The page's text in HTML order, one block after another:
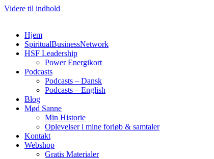
Videre til indhold
Hjem
SpiritualBusinessNetwork
HSF Leadership
Power Energikort
Podcasts
Podcasts – Dansk
Podcasts – English
Blog
Mød Sanne
Min Historie
Oplevelser i mine forløb & samtaler
Kontakt
Webshop
Gratis Materialer